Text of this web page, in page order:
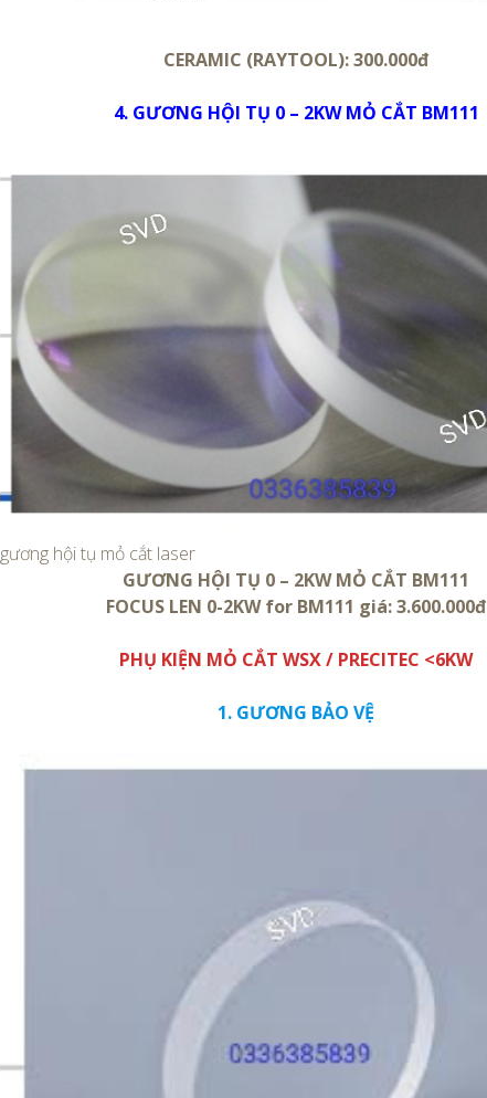
CERAMIC (RAYTOOL): 300.000đ
4. GƯƠNG HỘI TỤ 0 – 2KW MỎ CẮT BM111
gương hội tụ mỏ cắt laser
GƯƠNG HỘI TỤ 0 – 2KW MỎ CẮT BM111
FOCUS LEN 0-2KW for BM111 giá: 3.600.000đ
PHỤ KIỆN MỎ CẮT WSX / PRECITEC <6KW
1. GƯƠNG BẢO VỆ